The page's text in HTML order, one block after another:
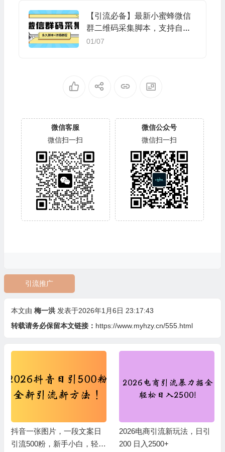
【引流必备】最新小蜜蜂微信
群二维码采集脚本，支持自定
义时间关键词采集
01/07
微信客服
微信扫一扫
微信公众号
微信扫一扫
引流推广
本文由 梅一洪 发表于2026年1月6日 23:17:43
转载请务必保留本文链接： https://www.myhzy.cn/555.html
抖音一张图片，一段文案日
引流500粉，新手小白，轻松
2026电商引流新玩法，日引
200 日入2500+